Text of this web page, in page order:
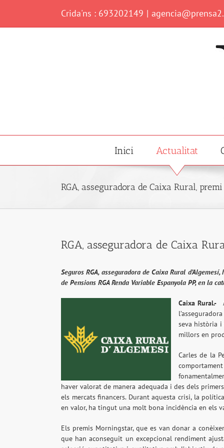
content
Crida'ns : 693202149 |
Inici Actualitat
RGA, asseguradora de Caixa Rural,
RGA, asseguradora de Caixa
Seguros RGA, asseguradora de Caixa Rural
de Pensions RGA Renda Variable Espanyola PP, en la
Caixa Rural.-
seva història i
millors en
Carles de la
haver valorat de manera adequada i des dels
els mercats financers. Durant aquesta crisi, la
en valor, ha tingut una molt bona incidència en els
Els premis Morningstar, que es van donar a
que han aconseguit un excepcional rendiment